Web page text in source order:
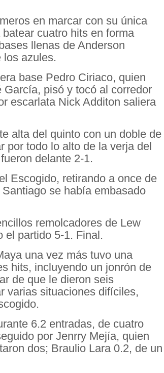
en marcar con su única
cuatro hits en forma
llenas de Anderson
los azules.
base Pedro Ciriaco, quien
pisó y tocó al corredor
escarlata Nick Additon saliera
alta del quinto con un doble de
por todo lo alto de la verja del
delante 2-1.
Escogido, retirando a once de
se había embasado
remolcadores de Lew
el partido 5-1. Final.
una vez más tuvo una
hits, incluyendo un jonrón de
de que le dieron seis
varias situaciones difíciles,
6.2 entradas, de cuatro
por Jenrry Mejía, quien
dos; Braulio Lara 0.2, de un